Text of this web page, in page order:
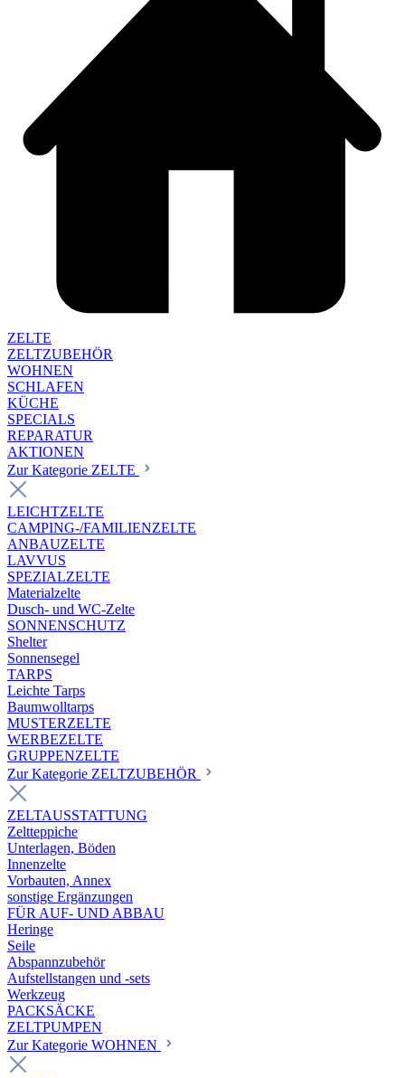
ZELTE
ZELTZUBEHÖR
WOHNEN
SCHLAFEN
KÜCHE
SPECIALS
REPARATUR
AKTIONEN
Zur Kategorie ZELTE
LEICHTZELTE
CAMPING-/FAMILIENZELTE
ANBAUZELTE
LAVVUS
SPEZIALZELTE
Materialzelte
Dusch- und WC-Zelte
SONNENSCHUTZ
Shelter
Sonnensegel
TARPS
Leichte Tarps
Baumwolltarps
MUSTERZELTE
WERBEZELTE
GRUPPENZELTE
Zur Kategorie ZELTZUBEHÖR
ZELTAUSSTATTUNG
Zeltteppiche
Unterlagen, Böden
Innenzelte
Vorbauten, Annex
sonstige Ergänzungen
FÜR AUF- UND ABBAU
Heringe
Seile
Abspannzubehör
Aufstellstangen und -sets
Werkzeug
PACKSÄCKE
ZELTPUMPEN
Zur Kategorie WOHNEN